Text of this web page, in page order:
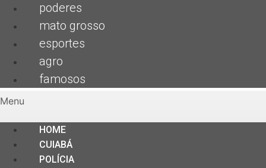
poderes
mato grosso
esportes
agro
famosos
Menu
HOME
CUIABÁ
POLÍCIA